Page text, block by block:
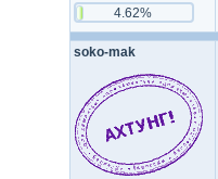
4.62%
soko-mak